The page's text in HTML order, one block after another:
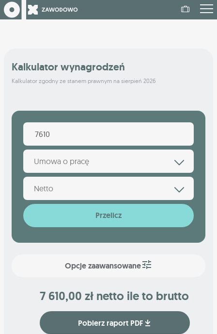
Kalkulator wynagrodzeń
Kalkulator zgodny ze stanem prawnym na sierpień 2026
Umowa o pracę
Netto
Przelicz
Opcje zaawansowane
7 610,00 zł netto ile to brutto
Pobierz raport PDF